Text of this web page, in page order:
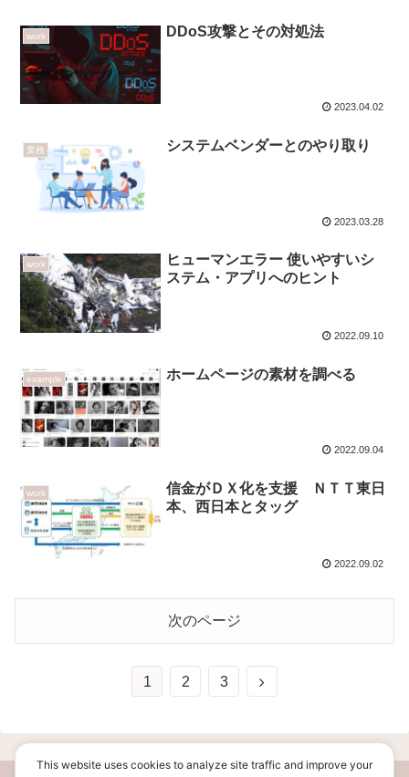
work DDoS攻撃とその対処法
2023.04.02
業務 システムベンダーとのやり取り
2023.03.28
work
ヒューマンエラー 使いやすいシ
ステム・アプリへのヒント
2022.09.10
example ホームページの素材を調べる
2022.09.04
work
信金がＤＸ化を支援 ＮＴＴ東日
本、西日本とタッグ
2022.09.02
次のページ
1 2 3
This website uses cookies to analyze site traffic and improve your